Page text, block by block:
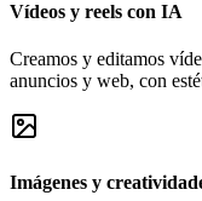
Vídeos y reels con IA
Creamos y editamos
anuncios y web, con
Imágenes y